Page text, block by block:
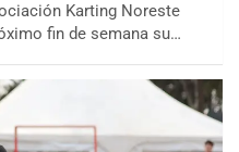
Karting Noreste
fin de semana su…